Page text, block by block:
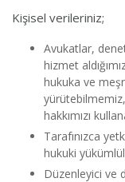
Kişisel verileriniz;
Avukatlar,
hizmet
hukuka ve
hakkımızı
Tarafınızca
hukuki
Düzenleyici ve